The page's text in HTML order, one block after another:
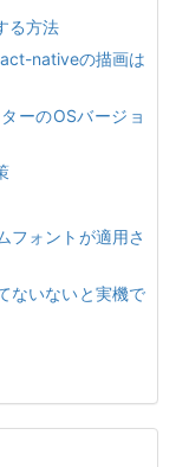
る方法
nativeの描画は
ーのOSバージョ
フォントが適用さ
ないないと実機で